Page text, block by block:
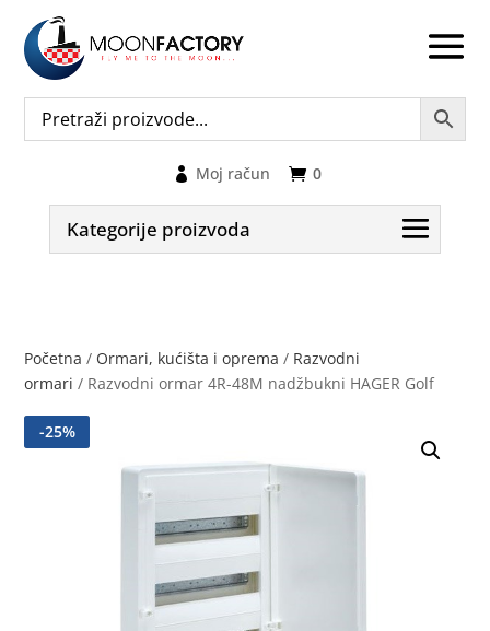
0
Moj račun
Kategorije proizvoda
Početna / Ormari, kućišta i oprema / Razvodni
ormari / Razvodni ormar 4R-48M nadžbukni HAGER Golf
-25%